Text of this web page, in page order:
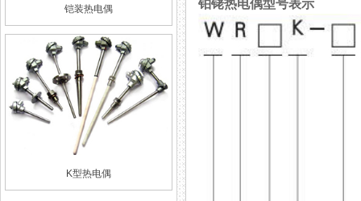
铠装热电偶
K型热电偶
铂铑热电偶型号表示